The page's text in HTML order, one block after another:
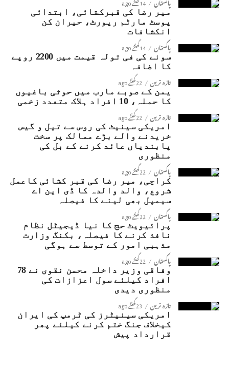
میر رضا کی قبرکشائی، ابتدائی
پوسٹ مارٹم رپورٹ، حیران کن
انکشافات
پاکستان 14 گھنٹے ago
سونے کی فی تولہ قیمت میں 2200 روپے
کا اضافہ
تازہ ترین 22 گھنٹے ago
یمن کے صوبے مارب میں حوثی باغیوں
کا حملہ، 10 افراد ہلاک متعدد زخمی
تازہ ترین 22 گھنٹے ago
امریکی سینیٹ کی روس سے تیل و گیس
خریدنے والے بڑے ممالک پر سخت
پابندیاں عائد کرنے کے بل کی
منظوری
پاکستان 22 گھنٹے ago
کراچی، میر رضا کی قبر کشائی کاعمل
شروع، والد والدہ کا ڈی این اے
سیمپل بھی لینے کا فیصلہ
پاکستان 22 گھنٹے ago
پرائیویٹ حج کا نیا ڈیجیٹل نظام
نافذ کرنے کا فیصلہ، بکنگ وزارت
مذہبی امور کے توسط سے ہوگی
پاکستان 22 گھنٹے ago
وفاقی وزیر داخلہ محسن نقوی نے 78
افراد کیلئے سول اعزازات کی
منظوری دیدی
تازہ ترین 23 گھنٹے ago
امریکی سینیٹرز کی ٹرمپ کی ایران
کیخلاف جنگ ختم کرنے کیلئے پھر
قرارداد پیش